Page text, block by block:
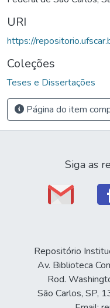
URI
https://
Coleções
Teses e Dissertações
Página do item
Siga as
Repositório
Av. Biblioteca
Rod.
São Carlos,